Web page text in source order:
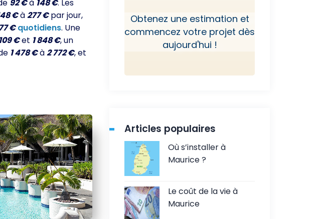
92 €à 148 €. Les
€à277 €par jour,
€ quotidiens. Une
€et 1 848 €, un
1 478 €à2 772 €, et
Obtenez une estimation et
commencez votre projet dès
aujourd'hui !
Articles populaires
Où s’installer à
Maurice ?
Le coût de la vie à
Maurice